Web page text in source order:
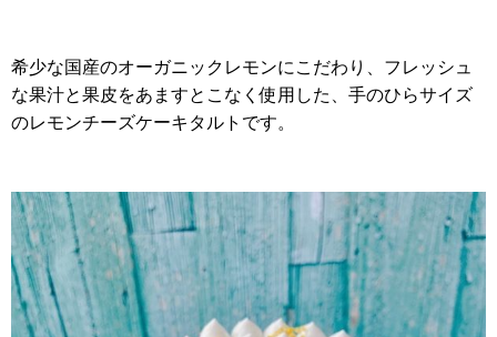
希少な国産のオーガニックレモンにこだわり、フレッシュ
な果汁と果皮をあますとこなく使用した、手のひらサイズ
のレモンチーズケーキタルトです。